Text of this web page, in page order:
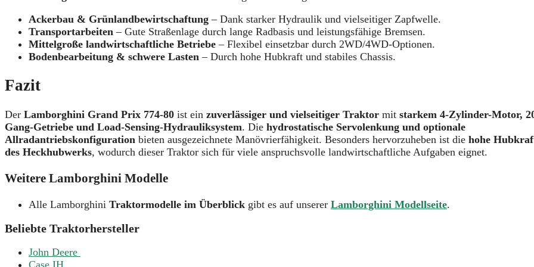
Ackerbau & Grünlandbewirtschaftung – Dank starker Hydraulik und vielseitiger Zapfwelle.
Transportarbeiten – Gute Straßenlage durch lange Radbasis und leistungsfähige Bremsen.
Mittelgroße landwirtschaftliche Betriebe – Flexibel einsetzbar durch 2WD/4WD-Optionen.
Bodenbearbeitung & schwere Lasten – Durch hohe Hubkraft und stabiles Chassis.
Fazit
Der Lamborghini Grand Prix 774-80 ist ein zuverlässiger und vielseitiger Traktor mit starkem 4-Zylinder-Motor,
Gang-Getriebe und Load-Sensing-Hydrauliksystem. Die hydrostatische Servolenkung und optionale
Allradantriebskonfiguration bieten ausgezeichnete Manövrierfähigkeit. Besonders hervorzuheben ist die hohe
des Heckhubwerks, wodurch dieser Traktor sich für viele anspruchsvolle landwirtschaftliche Aufgaben eignet.
Weitere Lamborghini Modelle
Alle Lamborghini Traktormodelle im Überblick gibt es auf unserer Lamborghini Modellseite.
Beliebte Traktorhersteller
John Deere
Case IH